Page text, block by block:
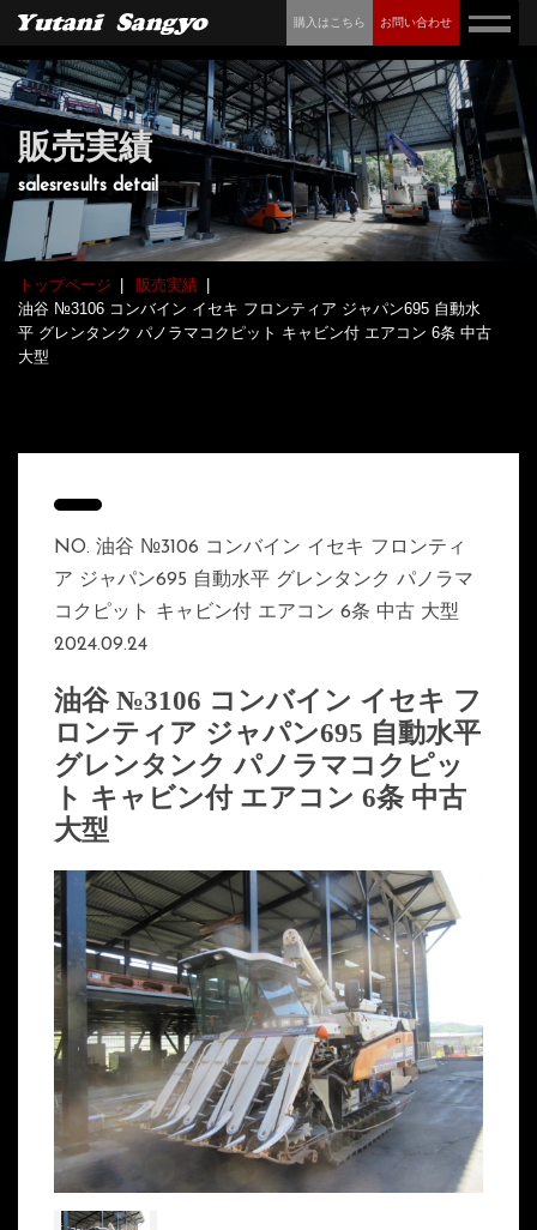
購入はこちら お問い合わせ
販売実績
salesresults detail
トップページ
販売実績
油谷 №3106 コンバイン イセキ フロンティア ジャパン695 自動水
平 グレンタンク パノラマコクピット キャビン付 エアコン 6条 中古
大型
NO. 油谷 №3106 コンバイン イセキ フロンティ
ア ジャパン695 自動水平 グレンタンク パノラマ
コクピット キャビン付 エアコン 6条 中古 大型
2024.09.24
油谷 №3106 コンバイン イセキ フ
ロンティア ジャパン695 自動水平
グレンタンク パノラマコクピッ
ト キャビン付 エアコン 6条 中古
大型